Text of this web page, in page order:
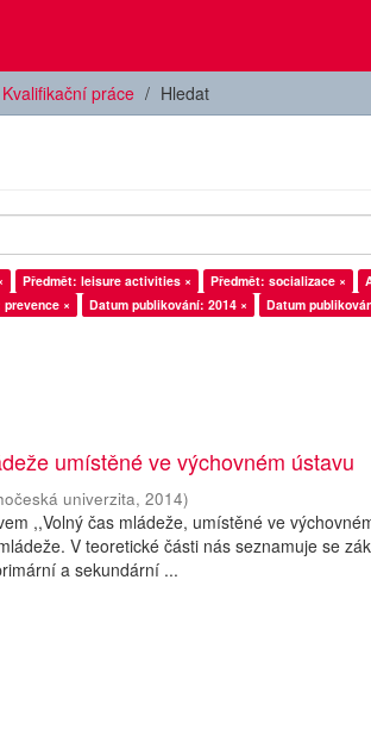
Kvalifikační práce Hledat
Předmět: leisure activities × Předmět: socializace ×
× Datum publikování: 2014 ×
Datum
umístěné ve výchovném ústavu
univerzita,2014)
,,Volný čas mládeže, umístěné ve
V teoretické části nás seznamuje se
a sekundární ...